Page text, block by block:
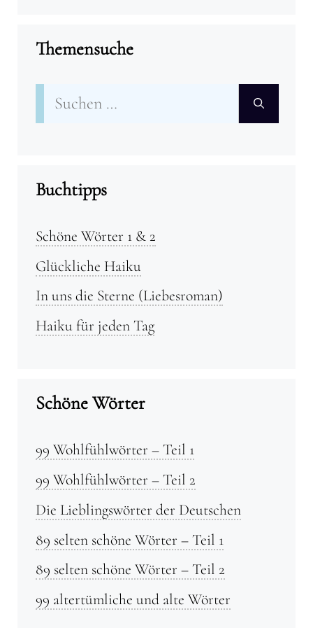
Themensuche
Suchen
nach:
Buchtipps
Schöne Wörter 1 & 2
Glückliche Haiku
In uns die Sterne (Liebesroman)
Haiku für jeden Tag
Schöne Wörter
99 Wohlfühlwörter – Teil 1
99 Wohlfühlwörter – Teil 2
Die Lieblingswörter der Deutschen
89 selten schöne Wörter – Teil 1
89 selten schöne Wörter – Teil 2
99 altertümliche und alte Wörter